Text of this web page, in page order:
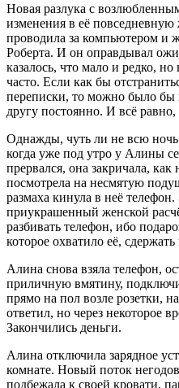
Новая разлука с
изменения в её
проводила за компьютером и
Роберта. И он оправдывал
казалось, что мало и редко,
часто. Если как бы
переписки, то можно было бы
другу постоянно. И всё
Однажды, чуть ли не всю ночь
когда уже под утро у Алины
прервался, она закричала,
посмотрела на несмятую
размаха кинула в неё
приукрашенный женской
разбивать телефон, ибо
которое охватило её, сдержать
Алина снова взяла телефон,
приличную вмятину,
прямо на пол возле розетки,
ответил, но через некоторое
Закончились деньги.
Алина отключила зарядное
комнате. Новый поток
подбежала к своей кровати,